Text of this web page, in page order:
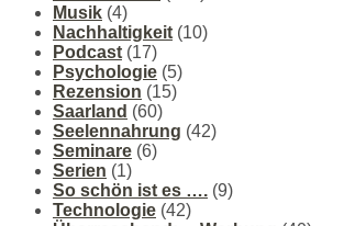
Musik (4)
Nachhaltigkeit (10)
Podcast (17)
Psychologie (5)
Rezension (15)
Saarland (60)
Seelennahrung (42)
Seminare (6)
Serien (1)
So schön ist es …. (9)
Technologie (42)